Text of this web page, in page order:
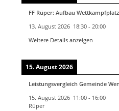
FF Rüper: Aufbau Wettkampfplatz
13. August 2026 18:30 - 20:00
Weitere Details anzeigen
15. August 2026
Leistungsvergleich Gemeinde
15. August 2026 11:00 - 16:00
Rüper